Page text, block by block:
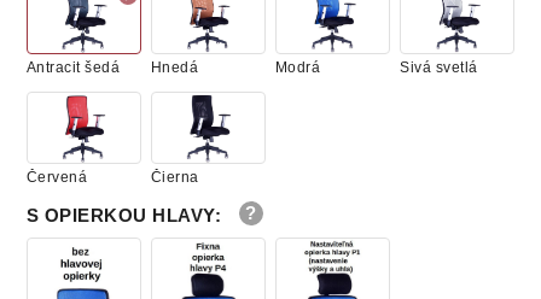
Antracit šedá Hnedá Modrá Sivá svetlá
Červená Čierna
S OPIERKOU HLAVY: